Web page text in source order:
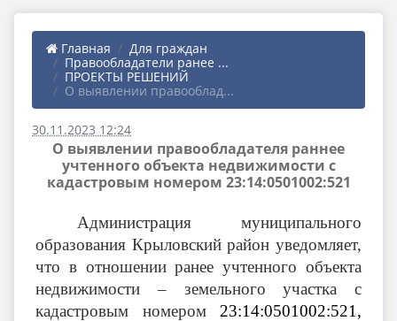
Главная
Для граждан
Правообладатели ранее ...
ПРОЕКТЫ РЕШЕНИЙ
О выявлении правооблад...
30.11.2023 12:24
О выявлении правообладателя раннее
учтенного объекта недвижимости с
кадастровым номером 23:14:0501002:521
Администрация муниципального
образования Крыловский район уведомляет,
что в отношении ранее учтенного объекта
недвижимости – земельного участка с
кадастровым номером 23:14:0501002:521 ,